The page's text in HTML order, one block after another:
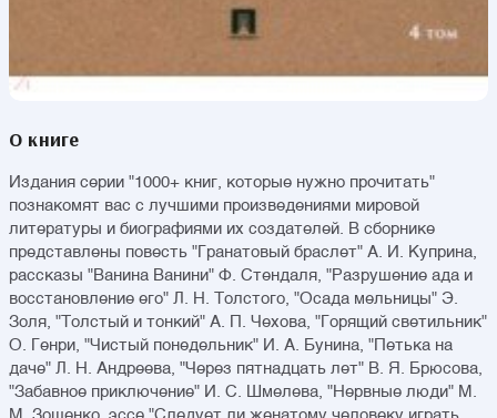
О книге
Издания серии "1000+ книг, которые нужно прочитать"
познакомят вас с лучшими произведениями мировой
литературы и биографиями их создателей. В сборнике
представлены повесть "Гранатовый браслет" А. И. Куприна,
рассказы "Ванина Ванини" Ф. Стендаля, "Разрушение ада и
восстановление его" Л. Н. Толстого, "Осада мельницы" Э.
Золя, "Толстый и тонкий" А. П. Чехова, "Горящий светильник"
О. Генри, "Чистый понедельник" И. А. Бунина, "Петька на
даче" Л. Н. Андреева, "Через пятнадцать лет" В. Я. Брюсова,
"Забавное приключение" И. С. Шмелева, "Нервные люди" М.